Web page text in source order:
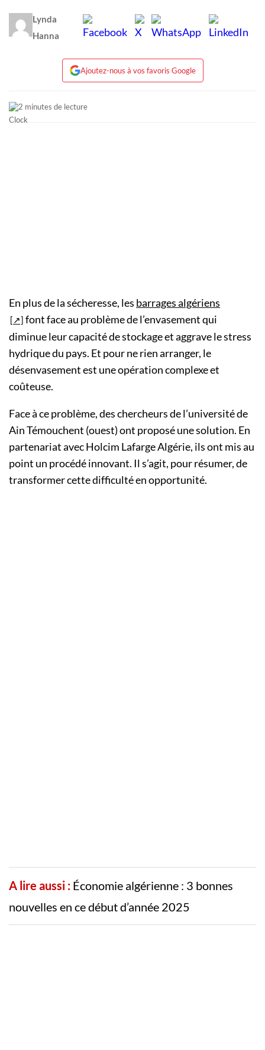
Lynda
Hanna
Ajoutez-nous à vos favoris Google
2 minutes de lecture
En plus de la sécheresse, les barrages algériens
font face au problème de l’envasement qui
diminue leur capacité de stockage et aggrave le stress
hydrique du pays. Et pour ne rien arranger, le
désenvasement est une opération complexe et
coûteuse.
Face à ce problème, des chercheurs de l’université de
Ain Témouchent (ouest) ont proposé une solution. En
partenariat avec Holcim Lafarge Algérie, ils ont mis au
point un procédé innovant. Il s’agit, pour résumer, de
transformer cette difficulté en opportunité.
A lire aussi : Économie algérienne : 3 bonnes
nouvelles en ce début d’année 2025